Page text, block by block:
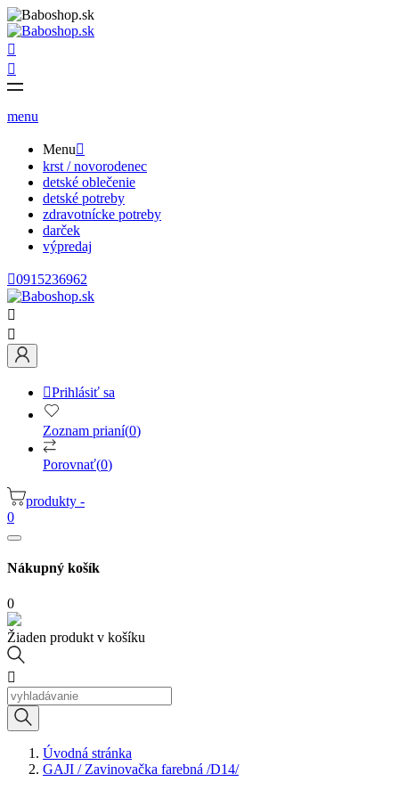


menu
Menu
krst / novorodenec
detské oblečenie
detské potreby
zdravotnícke potreby
darček
výpredaj
0915236962


Prihlásiť sa
Zoznam prianí(0)
Porovnať(0)
produkty -
0
Nákupný košík
0
Žiaden produkt v košíku

Úvodná stránka
GAJI / Zavinovačka farebná /D14/